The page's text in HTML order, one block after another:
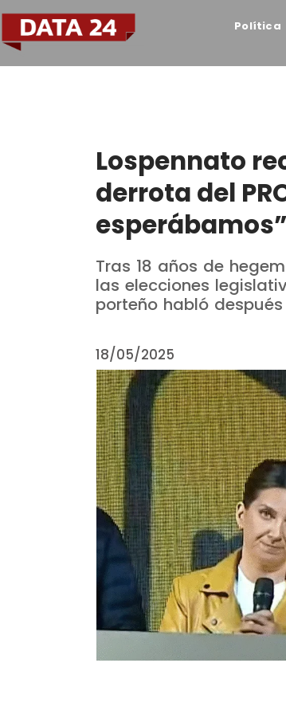
Política
Lospennato
derrota del
esperábamos”
Tras 18 años de
las elecciones
porteño habló
18/05/2025